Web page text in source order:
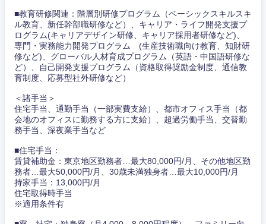
■教育研修関連：階層別研修プログラム（ベーシックスキルスキ
ル教育、新任幹部職研修など）、キャリア・ライフ開発支援プ
ログラム(キャリアデザイン研修、キャリア採用者研修など)、
専門・実務能力開発プログラム (生産技術職向け教育、知財研
修など)、グローバル人材育成プログラム（英語・中国語研修な
ど）、自己開発支援プログラム（資格取得奨励金制度、通信教
育制度、応募型社外研修など）
＜諸手当＞
住宅手当、通勤手当（一部実費支給）、都市オフィス手当（都
会地のオフィスに勤務する方に支給）、超過労働手当、交替勤
務手当、深夜業手当など
■住宅手当：
賃貸補助金：東京地区勤務者…最大80,000円/月、その他地区勤
務者…最大50,000円/月、30歳未満独身者…最大10,000円/月
持家手当：13,000円/月
住宅取得時手当
※適用条件有
甲信越・北陸